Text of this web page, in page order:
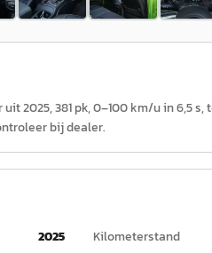
2025, 381 pk, 0–100 km/u in 6,5
bij dealer.
2025 Kilometerstand